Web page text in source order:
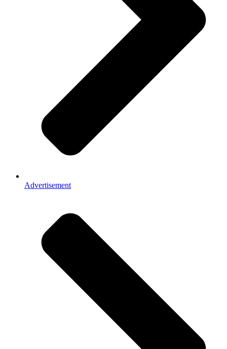
Advertisement